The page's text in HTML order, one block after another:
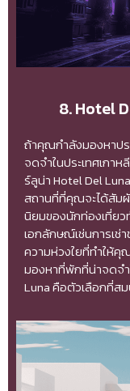
8. Hotel
ถ้าคุณกำลังมองหาป
จดจำในประเทศเกา
ร์ลูน่า Hotel Del
สถานที่ที่คุณจะได้สัม
นิยมของนักท่องเที่ยว
เอกลักษณ์เช่นการเช่
ความห่วงใยที่ทำให้
มองหาที่พักที่น่าจดจำ
Luna คือตัวเลือกที่